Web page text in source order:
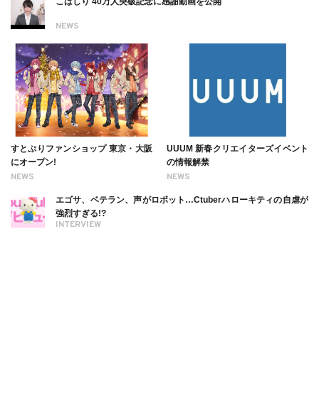
NEWS
NEWS
すとぷりファンショップ 東京・大阪
にオープン!
NEWS
UUUM 新春クリエイターズイベント
の情報解禁
INTERVIEW
エゴサ、ベテラン、声がロボット…Ctuberハローキティの自虐が
強烈すぎる!?